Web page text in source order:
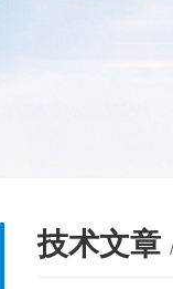
技术文章